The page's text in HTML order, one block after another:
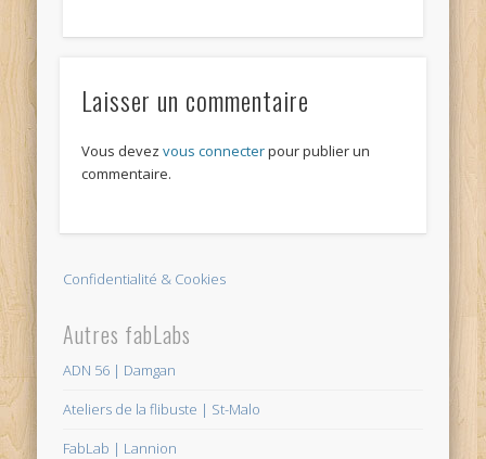
Laisser un commentaire
Vous devez vous connecterpour publier un
commentaire.
Confidentialité & Cookies
Autres fabLabs
ADN 56 | Damgan
Ateliers de la flibuste | St-Malo
FabLab | Lannion